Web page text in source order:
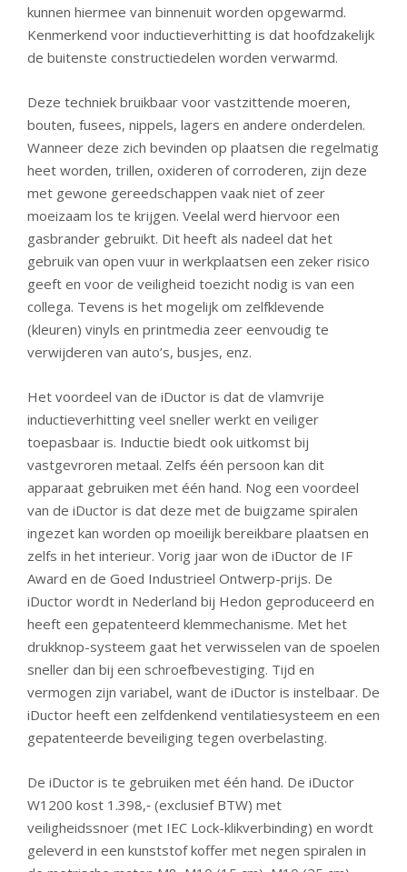
kunnen hiermee van binnenuit worden opgewarmd.
Kenmerkend voor inductieverhitting is dat hoofdzakelijk
de buitenste constructiedelen worden verwarmd.
Deze techniek bruikbaar voor vastzittende moeren,
bouten, fusees, nippels, lagers en andere onderdelen.
Wanneer deze zich bevinden op plaatsen die regelmatig
heet worden, trillen, oxideren of corroderen, zijn deze
met gewone gereedschappen vaak niet of zeer
moeizaam los te krijgen. Veelal werd hiervoor een
gasbrander gebruikt. Dit heeft als nadeel dat het
gebruik van open vuur in werkplaatsen een zeker risico
geeft en voor de veiligheid toezicht nodig is van een
collega. Tevens is het mogelijk om zelfklevende
(kleuren) vinyls en printmedia zeer eenvoudig te
verwijderen van auto’s, busjes, enz.
Het voordeel van de iDuctor is dat de vlamvrije
inductieverhitting veel sneller werkt en veiliger
toepasbaar is. Inductie biedt ook uitkomst bij
vastgevroren metaal. Zelfs één persoon kan dit
apparaat gebruiken met één hand. Nog een voordeel
van de iDuctor is dat deze met de buigzame spiralen
ingezet kan worden op moeilijk bereikbare plaatsen en
zelfs in het interieur. Vorig jaar won de iDuctor de IF
Award en de Goed Industrieel Ontwerp-prijs. De
iDuctor wordt in Nederland bij Hedon geproduceerd en
heeft een gepatenteerd klemmechanisme. Met het
drukknop-systeem gaat het verwisselen van de spoelen
sneller dan bij een schroefbevestiging. Tijd en
vermogen zijn variabel, want de iDuctor is instelbaar. De
iDuctor heeft een zelfdenkend ventilatiesysteem en een
gepatenteerde beveiliging tegen overbelasting.
De iDuctor is te gebruiken met één hand. De iDuctor
W1200 kost 1.398,‑ (exclusief BTW) met
veiligheidssnoer (met IEC Lock-klikverbinding) en wordt
geleverd in een kunststof koffer met negen spiralen in